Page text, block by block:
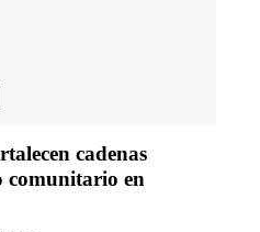
cadenas
comunitario en